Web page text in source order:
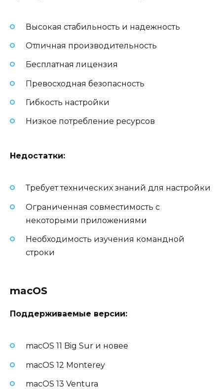
Высокая стабильность и надежность
Отличная производительность
Бесплатная лицензия
Превосходная безопасность
Гибкость настройки
Низкое потребление ресурсов
Недостатки:
Требует технических знаний для настройки
Ограниченная совместимость с
некоторыми приложениями
Необходимость изучения командной
строки
macOS
Поддерживаемые версии:
macOS 11 Big Sur и новее
macOS 12 Monterey
macOS 13 Ventura